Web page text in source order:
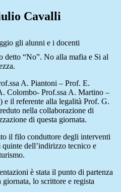
Cavalli
gli alunni e i docenti
detto “No”. No alla mafia e Si al
A. Piantoni – Prof. E.
Colombo- Prof.ssa A. Martino –
il referente alla legalità Prof. G.
nella collaborazione di
di questa giornata.
il filo conduttore degli interventi
dell’indirizzo tecnico e
è stata il punto di partenza
lo scrittore e regista